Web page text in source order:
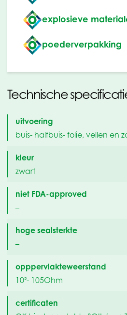
explosieve
poederverpakking
Technische
uitvoering
buis- halfbuis- folie, vellen en
kleur
zwart
niet FDA-approved
–
hoge sealsterkte
–
opppervlakteweerstand
10²- 105Ohm
certificaten